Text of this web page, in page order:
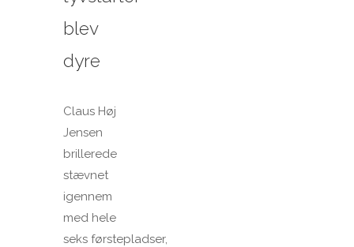
blev
dyre
Claus Høj
Jensen
brillerede
stævnet
igennem
med hele
seks førstepladser,